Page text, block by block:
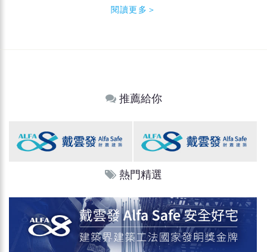
閱讀更多＞
推薦給你
熱門精選